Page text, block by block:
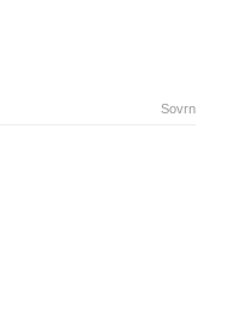
Sovrn